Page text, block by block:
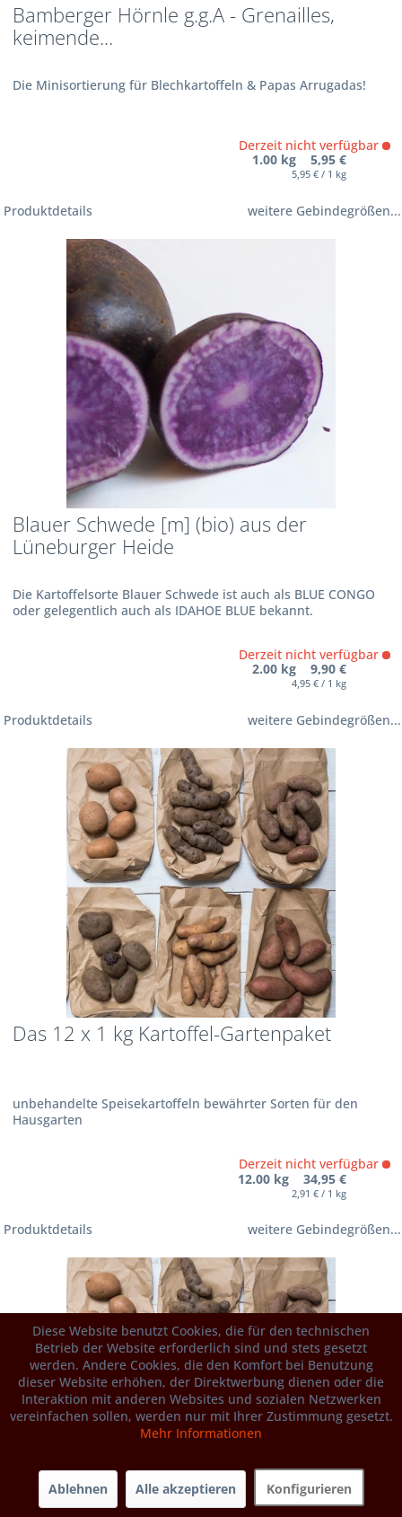
Bamberger Hörnle g.g.A - Grenailles,
keimende...
Die Minisortierung für Blechkartoffeln & Papas Arrugadas!
Derzeit nicht verfügbar
1.00 kg 5,95 €
5,95 € / 1 kg
Produktdetails weitere Gebindegrößen...
Blauer Schwede [m] (bio) aus der
Lüneburger Heide
Die Kartoffelsorte Blauer Schwede ist auch als BLUE CONGO
oder gelegentlich auch als IDAHOE BLUE bekannt.
Derzeit nicht verfügbar
2.00 kg 9,90 €
4,95 € / 1 kg
Produktdetails weitere Gebindegrößen...
Das 12 x 1 kg Kartoffel-Gartenpaket
unbehandelte Speisekartoffeln bewährter Sorten für den
Hausgarten
Derzeit nicht verfügbar
12.00 kg 34,95 €
2,91 € / 1 kg
Produktdetails weitere Gebindegrößen...
Diese Website benutzt Cookies, die für den technischen
Betrieb der Website erforderlich sind und stets gesetzt
werden. Andere Cookies, die den Komfort bei Benutzung
dieser Website erhöhen, der Direktwerbung dienen oder die
Interaktion mit anderen Websites und sozialen Netzwerken
vereinfachen sollen, werden nur mit Ihrer Zustimmung gesetzt.
Mehr Informationen
Ablehnen Alle akzeptieren Konfigurieren